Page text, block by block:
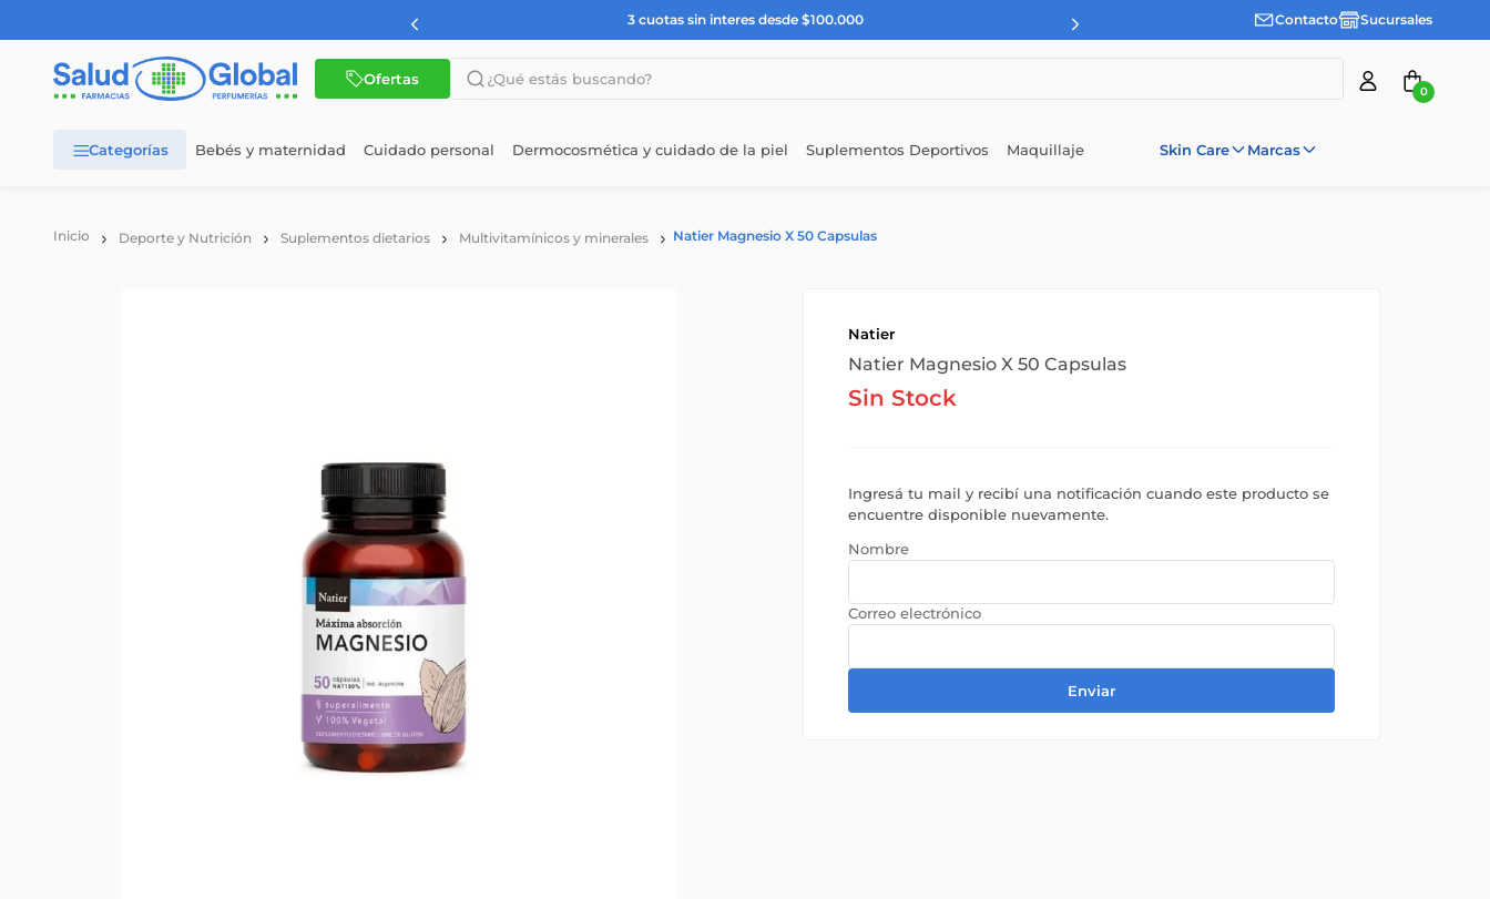
3 cuotas sin interes desde $100.000 Contacto Sucursales
Ofertas
¿Qué estás buscando?
0
Bebés y maternidad Cuidado personal Dermocosmética y cuidado de la piel Suplementos Deportivos Maquillaje Skin Care Marcas
Deporte y Nutrición Suplementos dietarios Multivitamínicos y minerales Natier Magnesio X 50 Capsulas
Natier
Natier Magnesio X 50 Capsulas
Sin Stock
Ingresá tu mail y recibí una notificación cuando este producto se
encuentre disponible nuevamente.
Enviar